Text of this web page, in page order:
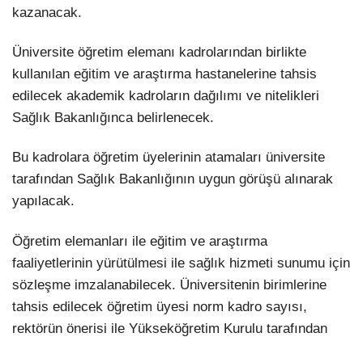
kazanacak.
Üniversite öğretim elemanı kadrolarından birlikte
kullanılan eğitim ve araştırma hastanelerine tahsis
edilecek akademik kadroların dağılımı ve nitelikleri
Sağlık Bakanlığınca belirlenecek.
Bu kadrolara öğretim üyelerinin atamaları üniversite
tarafından Sağlık Bakanlığının uygun görüşü alınarak
yapılacak.
Öğretim elemanları ile eğitim ve araştırma
faaliyetlerinin yürütülmesi ile sağlık hizmeti sunumu için
sözleşme imzalanabilecek. Üniversitenin birimlerine
tahsis edilecek öğretim üyesi norm kadro sayısı,
rektörün önerisi ile Yükseköğretim Kurulu tarafından